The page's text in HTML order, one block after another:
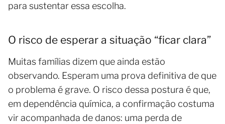
para sustentar essa escolha.
O risco de esperar a situação “ficar clara”
Muitas famílias dizem que ainda estão
observando. Esperam uma prova definitiva de que
o problema é grave. O risco dessa postura é que,
em dependência química, a confirmação costuma
vir acompanhada de danos: uma perda de